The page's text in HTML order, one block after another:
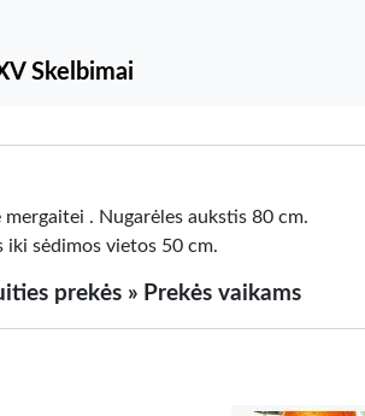
Skelbimai
mergaitei . Nugarėles aukstis 80 cm.
iki sėdimos vietos 50 cm.
prekės » Prekės vaikams